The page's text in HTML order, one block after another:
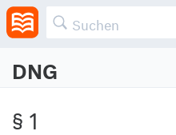
DNG
Gesetz für die Nutzung von Daten des
§ 1